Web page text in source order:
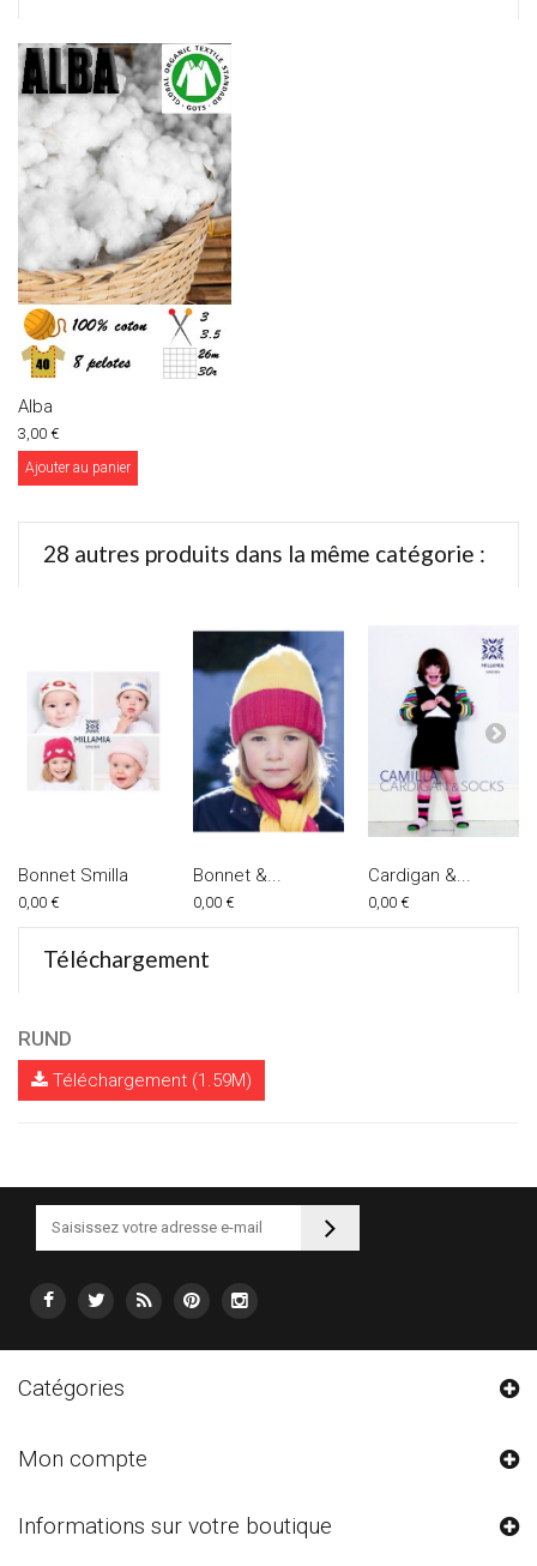
Alba
3,00 €
Ajouter au panier
28 autres produits dans la même catégorie :
Bonnet Smilla
0,00 €
Bonnet &...
0,00 €
Cardigan &...
0,00 €
Téléchargement
RUND
Téléchargement (1.59M)
Catégories
Mon compte
Informations sur votre boutique